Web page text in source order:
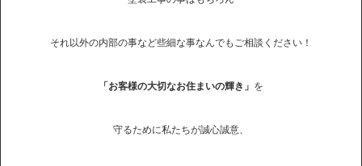
それ以外の内部の事など些細な事なんでもご相談ください！
「お客様の大切なお住まいの輝き」 を
守るために私たちが誠心誠意、